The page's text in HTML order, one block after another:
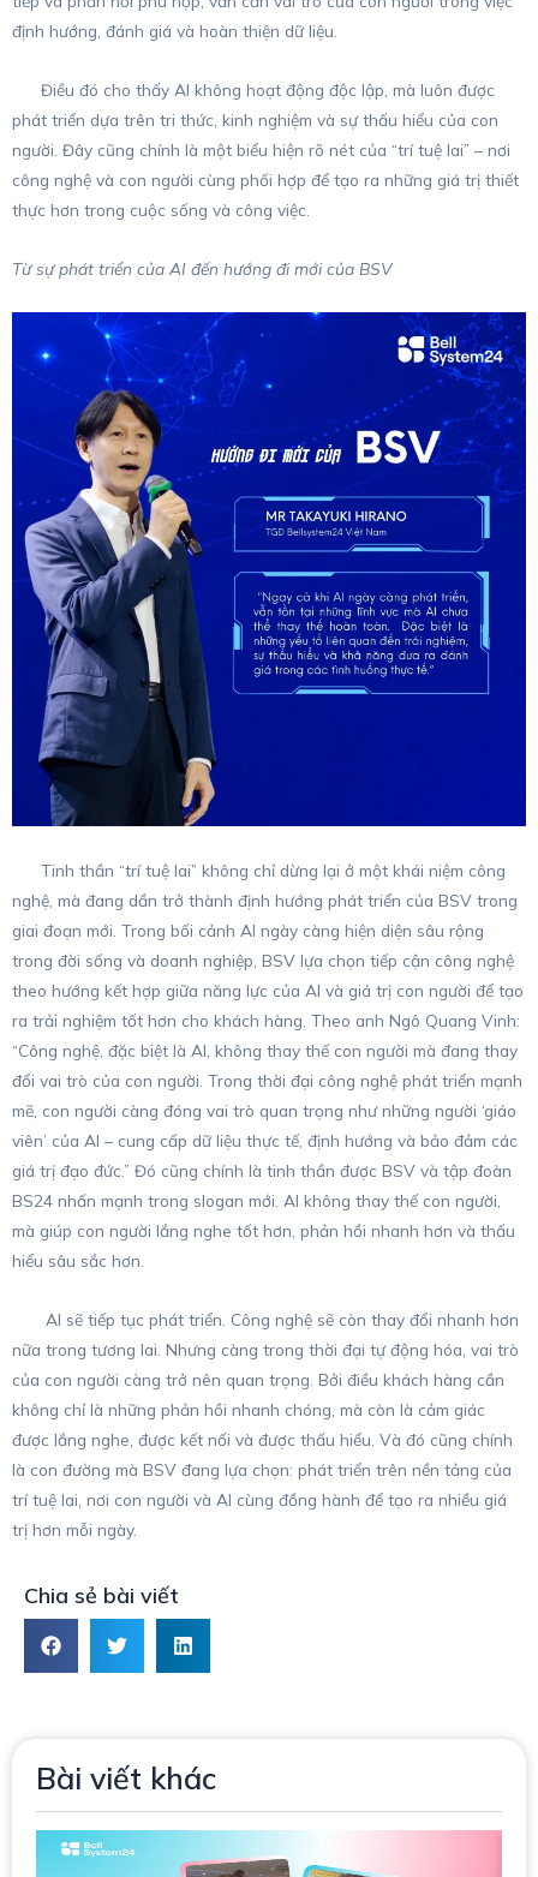
định hướng, đánh giá và hoàn thiện dữ liệu.
Điều đó cho thấy AI không hoạt động độc lập, mà luôn được
phát triển dựa trên tri thức, kinh nghiệm và sự thấu hiểu của con
người. Đây cũng chính là một biểu hiện rõ nét của “trí tuệ lai” – nơi
công nghệ và con người cùng phối hợp để tạo ra những giá trị thiết
thực hơn trong cuộc sống và công việc.
Từ sự phát triển của AI đến hướng đi mới của BSV
Tinh thần “trí tuệ lai” không chỉ dừng lại ở một khái niệm công
nghệ, mà đang dần trở thành định hướng phát triển của BSV trong
giai đoạn mới. Trong bối cảnh AI ngày càng hiện diện sâu rộng
trong đời sống và doanh nghiệp, BSV lựa chọn tiếp cận công nghệ
theo hướng kết hợp giữa năng lực của AI và giá trị con người để tạo
ra trải nghiệm tốt hơn cho khách hàng. Theo anh Ngô Quang Vinh:
“Công nghệ, đặc biệt là AI, không thay thế con người mà đang thay
đổi vai trò của con người. Trong thời đại công nghệ phát triển mạnh
mẽ, con người càng đóng vai trò quan trọng như những người ‘giáo
viên’ của AI – cung cấp dữ liệu thực tế, định hướng và bảo đảm các
giá trị đạo đức.” Đó cũng chính là tinh thần được BSV và tập đoàn
BS24 nhấn mạnh trong slogan mới. AI không thay thế con người,
mà giúp con người lắng nghe tốt hơn, phản hồi nhanh hơn và thấu
hiểu sâu sắc hơn.
AI sẽ tiếp tục phát triển. Công nghệ sẽ còn thay đổi nhanh hơn
nữa trong tương lai. Nhưng càng trong thời đại tự động hóa, vai trò
của con người càng trở nên quan trọng. Bởi điều khách hàng cần
không chỉ là những phản hồi nhanh chóng, mà còn là cảm giác
được lắng nghe, được kết nối và được thấu hiểu. Và đó cũng chính
là con đường mà BSV đang lựa chọn: phát triển trên nền tảng của
trí tuệ lai, nơi con người và AI cùng đồng hành để tạo ra nhiều giá
trị hơn mỗi ngày.
Chia sẻ bài viết
Bài viết khác